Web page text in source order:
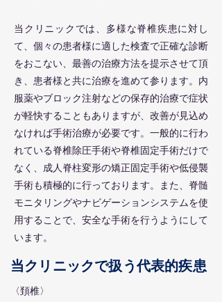
当クリニックでは、多様な脊椎疾患に対し
て、個々の患者様に適した検査で正確な診断
をおこない、最善の治療方法を提示させて頂
き、患者様と共に治療を進めて参ります。内
服薬やブロック注射などの保存的治療で症状
が軽快することもありますが、改善が見込め
なければ手術治療が必要です。一般的に行わ
れている脊椎除圧手術や脊椎固定手術だけで
なく、成人脊柱変形の矯正固定手術や低侵襲
手術も積極的に行っております。また、脊髄
モニタリングやナビゲーションシステムを使
用することで、安全な手術を行うようにして
います。
当クリニックで扱う代表的疾患
〈頚椎〉